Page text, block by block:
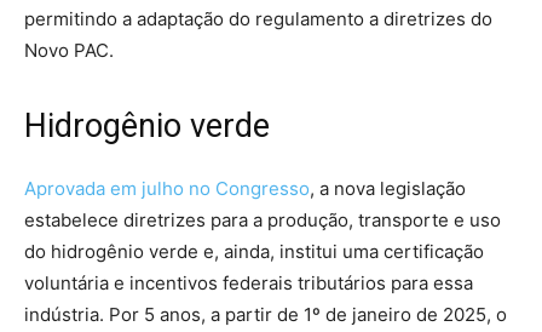
permitindo a adaptação do regulamento a diretrizes do
Novo PAC.
Hidrogênio verde
Aprovada em julho no Congresso, a nova legislação
estabelece diretrizes para a produção, transporte e uso
do hidrogênio verde e, ainda, institui uma certificação
voluntária e incentivos federais tributários para essa
indústria. Por 5 anos, a partir de 1º de janeiro de 2025, o